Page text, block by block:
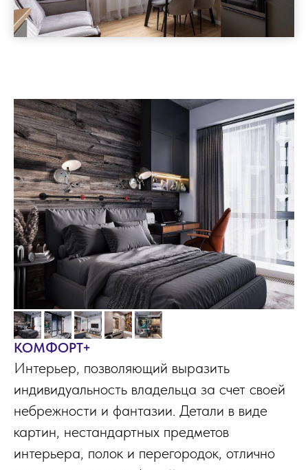
КОМФОРТ+
Интерьер, позволяющий выразить
индивидуальность владельца за счет своей
небрежности и фантазии. Детали в виде
картин, нестандартных предметов
интерьера, полок и перегородок, отлично